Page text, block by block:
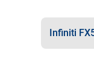
Infiniti